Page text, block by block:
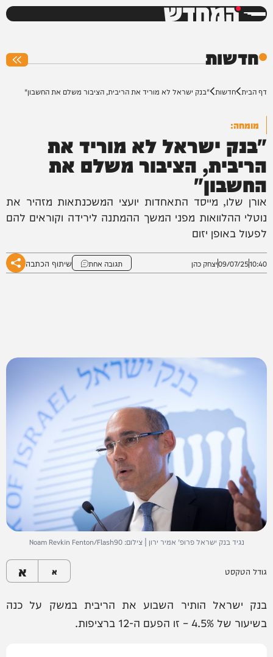
המחדש
חדשות
דף הבית חדשות "בנק ישראל לא מוריד את הריבית, הציבור משלם את החשבון"
מומחה:
"בנק ישראל לא מוריד את
הריבית, הציבור משלם את
החשבון"
אורן שלו, מייסד התאחדות יועצי המשכנתאות מזהיר את
נוטלי ההלוואות מפני המשך ההמתנה לירידה וקוראים להם
לפעול באופן יזום
10:40
09/07/25יצחק כהן תגובה אחת שיתוף הכתבה
נגיד בנק ישראל פרופ' אמיר ירון | צילום: Noam Revkin Fenton/Flash90
גודל הטקסט א א
בנק ישראל הותיר השבוע את הריבית במשק על כנה
בשיעור של 4.5% – זו הפעם ה-12 ברציפות.